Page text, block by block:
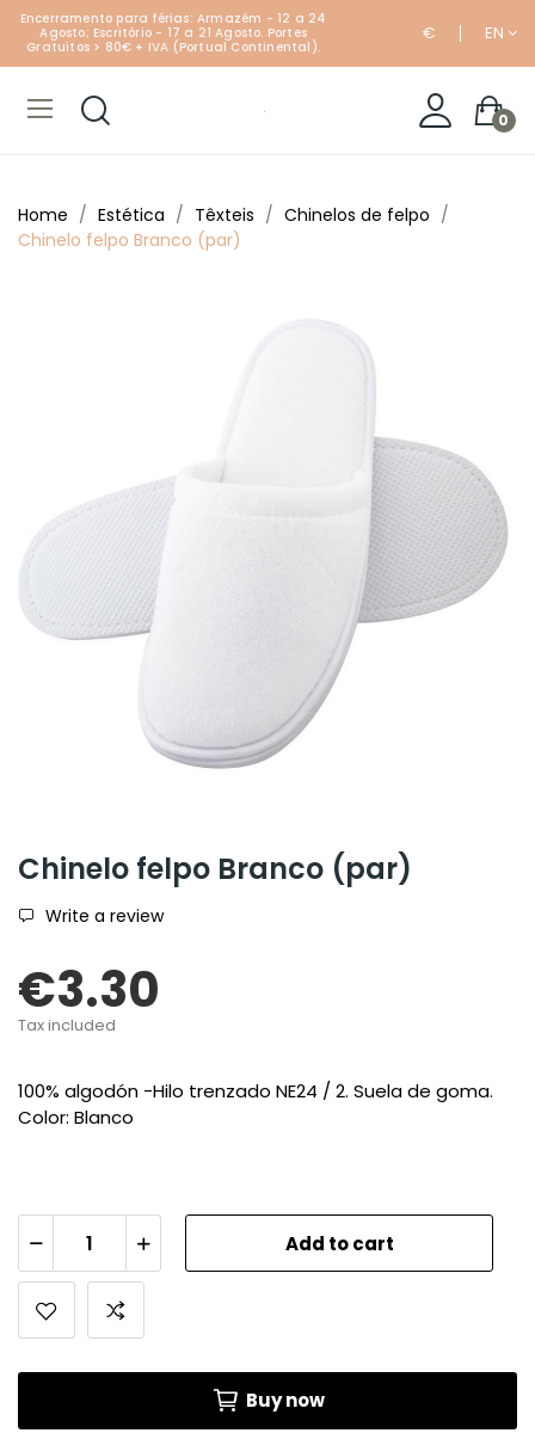
Encerramento para férias: Armazém - 12 a 24
Agosto; Escritório - 17 a 21 Agosto. Portes
Gratuitos > 80€ + IVA (Portual Continental).
€ EN
0
Home Estética Têxteis
Chinelos de felpo
Chinelo felpo Branco (par)
Chinelo felpo Branco (par)
Write a review
€3.30
Tax included
100% algodón -Hilo trenzado NE24 / 2. Suela de goma.
Color: Blanco
Add to cart
Buy now